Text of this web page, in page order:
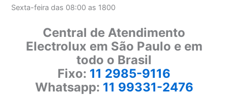
Sexta-feira das 08:00 as 1800
Central de Atendimento
Electrolux em São Paulo e em
todo o Brasil
Fixo: 11 2985-9116
Whatsapp: 11 99331-2476